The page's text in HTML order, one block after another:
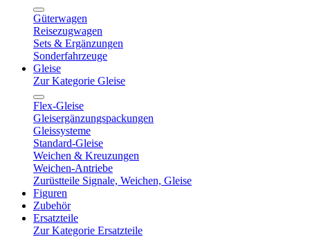
Güterwagen
Reisezugwagen
Sets & Ergänzungen
Sonderfahrzeuge
Gleise
Zur Kategorie Gleise
Flex-Gleise
Gleisergänzungspackungen
Gleissysteme
Standard-Gleise
Weichen & Kreuzungen
Weichen-Antriebe
Zurüstteile Signale, Weichen, Gleise
Figuren
Zubehör
Ersatzteile
Zur Kategorie Ersatzteile